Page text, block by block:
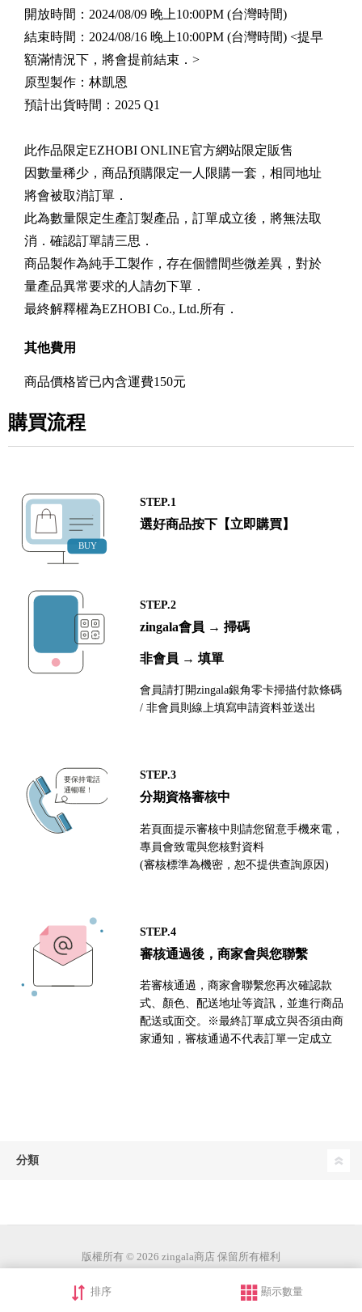
開放時間：2024/08/09 晚上10:00PM (台灣時間)
結束時間：2024/08/16 晚上10:00PM (台灣時間) <提早
額滿情況下，將會提前結束．>
原型製作：林凱恩
預計出貨時間：2025 Q1
此作品限定EZHOBI ONLINE官方網站限定販售
因數量稀少，商品預購限定一人限購一套，相同地址
將會被取消訂單．
此為數量限定生產訂製產品，訂單成立後，將無法取
消．確認訂單請三思．
商品製作為純手工製作，存在個體間些微差異，對於
量產品異常要求的人請勿下單．
最終解釋權為EZHOBI Co., Ltd.所有．
其他費用
商品價格皆已內含運費150元
購買流程
STEP.1
選好商品按下【立即購買】
STEP.2
zingala會員 → 掃碼
非會員 → 填單
會員請打開zingala銀角零卡掃描付款條碼
/ 非會員則線上填寫申請資料並送出
STEP.3
分期資格審核中
若頁面提示審核中則請您留意手機來電，
專員會致電與您核對資料
(審核標準為機密，恕不提供查詢原因)
STEP.4
審核通過後，商家會與您聯繫
若審核通過，商家會聯繫您再次確認款
式、顏色、配送地址等資訊，並進行商品
配送或面交。※最終訂單成立與否須由商
家通知，審核通過不代表訂單一定成立
分類
版權所有 © 2026 zingala商店 保留所有權利
排序 顯示數量